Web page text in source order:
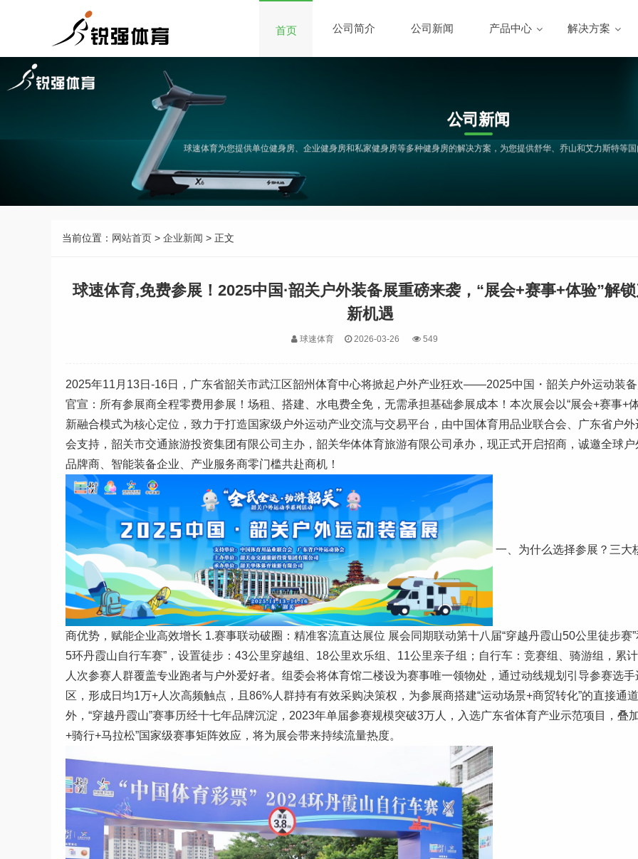
首页 公司简介 公司新闻 产品中心 解决方案
公司新闻
球速体育为您提供单位健身房、企业健身房和私家健身房等多种健身房的解决方案，为您提供舒华、乔山和艾力斯特等
当前位置： 网站首页 > 企业新闻 > 正文
球速体育,免费参展！2025中国·韶关户外装备展重磅来袭，“展会+赛事+体验”解
新机遇
球速体育 2026-03-26 549
2025年11月13日-16日，广东省韶关市武江区韶州体育中心将掀起户外产业狂欢——2025中国・韶关户外运动装
官宣：所有参展商全程零费用参展！场租、搭建、水电费全免，无需承担基础参展成本！本次展会以“展会+赛事+
新融合模式为核心定位，致力于打造国家级户外运动产业交流与交易平台，由中国体育用品业联合会、广东省户外
会支持，韶关市交通旅游投资集团有限公司主办，韶关华体体育旅游有限公司承办，现正式开启招商，诚邀全球户
品牌商、智能装备企业、产业服务商零门槛共赴商机！
一、为什么选择参展？三大
商优势，赋能企业高效增长 1.赛事联动破圈：精准客流直达展位 展会同期联动第十八届“穿越丹霞山50公里徒步赛”
5环丹霞山自行车赛”，设置徒步：43公里穿越组、18公里欢乐组、11公里亲子组；自行车：竞赛组、骑游组，累
人次参赛人群覆盖专业跑者与户外爱好者。组委会将体育馆二楼设为赛事唯一领物处，通过动线规划引导参赛选手
区，形成日均1万+人次高频触点，且86%人群持有有效采购决策权，为参展商搭建“运动场景+商贸转化”的直接通
外，“穿越丹霞山”赛事历经十七年品牌沉淀，2023年单届参赛规模突破3万人，入选广东省体育产业示范项目，叠
+骑行+马拉松”国家级赛事矩阵效应，将为展会带来持续流量热度。